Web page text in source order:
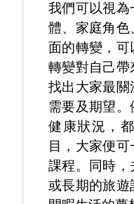
我們可以視為
體、家庭角
面的轉變，可
轉變對自己帶
找出大家最關
需要及期望
健康狀況，
目，大家便
課程。同時，
或長期的旅